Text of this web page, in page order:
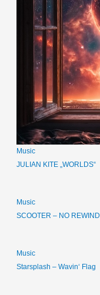
Music
JULIAN KITE „WORLDS“
Music
SCOOTER – NO REWIND
Music
Starsplash – Wavin‘ Flag